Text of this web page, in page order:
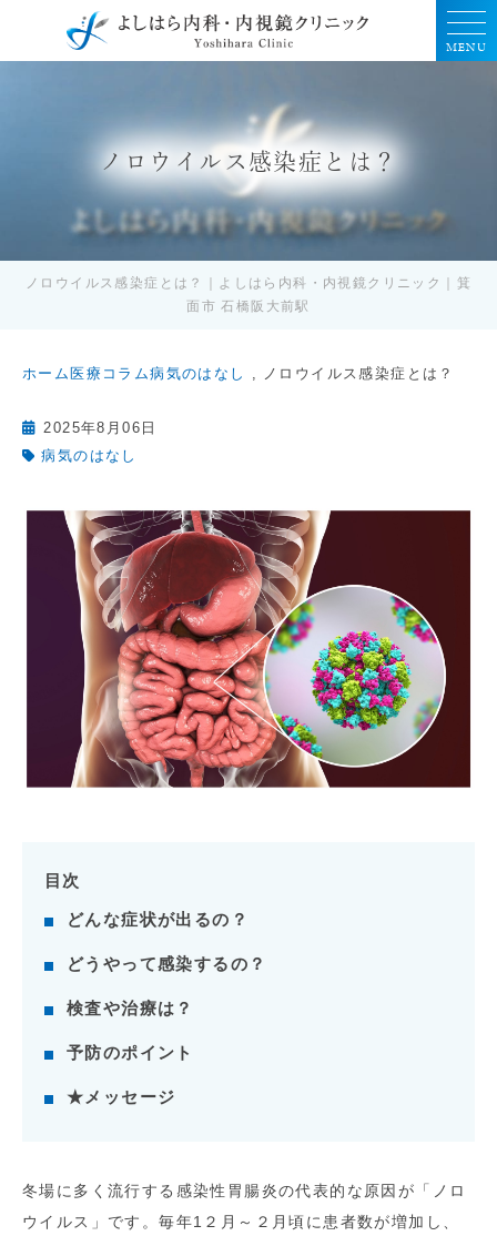
MENU
ノロウイルス感染症とは？
ノロウイルス感染症とは？｜よしはら内科・内視鏡クリニック｜箕
面市 石橋阪大前駅
ホーム 医療コラム病気のはなし ノロウイルス感染症とは？
2025年8月06日
病気のはなし
目次
どんな症状が出るの？
どうやって感染するの？
検査や治療は？
予防のポイント
★メッセージ
冬場に多く流行する感染性胃腸炎の代表的な原因が「ノロ
ウイルス」です。毎年1２月～２月頃に患者数が増加し、